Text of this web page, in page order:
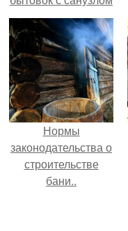
Нормы
законодательства о
строительстве
бани..